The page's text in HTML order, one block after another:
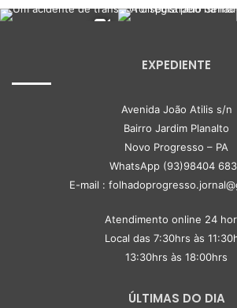
EXPEDIENTE
Avenida João Atilis s/n
Bairro Jardim Planalto
Novo Progresso – PA
WhatsApp (93)98404
E-mail :
Atendimento online 24
Local das 7:30hrs às
13:30hrs às 18:00hrs
ÚLTIMAS DO DIA